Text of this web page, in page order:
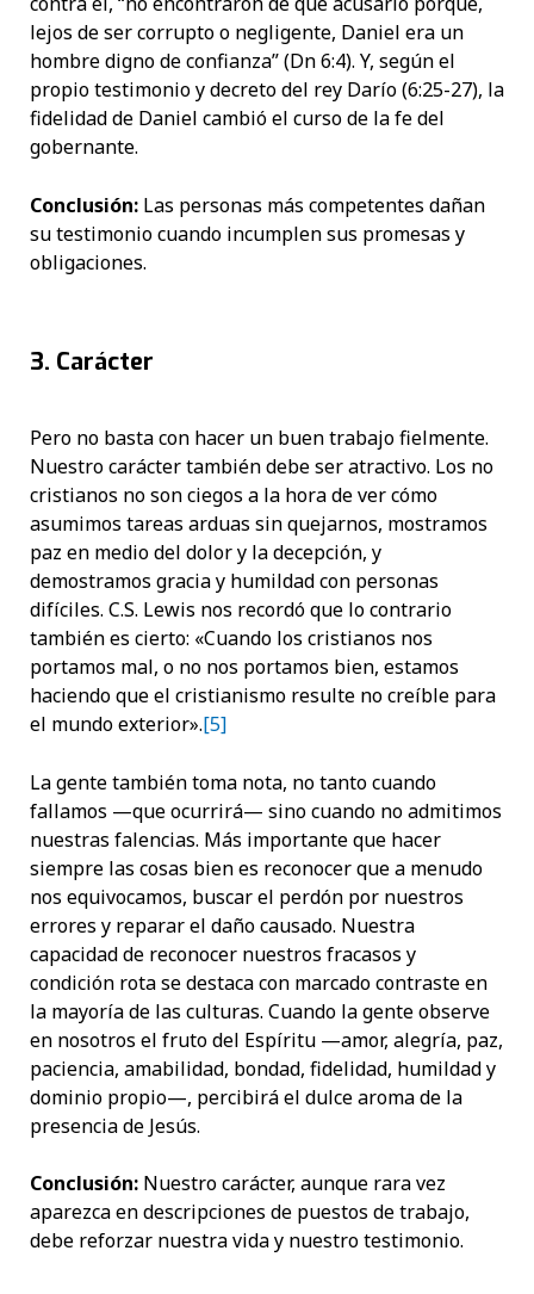
lejos de ser corrupto o negligente, Daniel era un
hombre digno de confianza” (Dn 6:4). Y, según el
propio testimonio y decreto del rey Darío (6:25-27), la
fidelidad de Daniel cambió el curso de la fe del
gobernante.
Conclusión: Las personas más competentes dañan
su testimonio cuando incumplen sus promesas y
obligaciones.
3. Carácter
Pero no basta con hacer un buen trabajo fielmente.
Nuestro carácter también debe ser atractivo. Los no
cristianos no son ciegos a la hora de ver cómo
asumimos tareas arduas sin quejarnos, mostramos
paz en medio del dolor y la decepción, y
demostramos gracia y humildad con personas
difíciles. C.S. Lewis nos recordó que lo contrario
también es cierto: «Cuando los cristianos nos
portamos mal, o no nos portamos bien, estamos
haciendo que el cristianismo resulte no creíble para
el mundo exterior».[5]
La gente también toma nota, no tanto cuando
fallamos —que ocurrirá— sino cuando no admitimos
nuestras falencias. Más importante que hacer
siempre las cosas bien es reconocer que a menudo
nos equivocamos, buscar el perdón por nuestros
errores y reparar el daño causado. Nuestra
capacidad de reconocer nuestros fracasos y
condición rota se destaca con marcado contraste en
la mayoría de las culturas. Cuando la gente observe
en nosotros el fruto del Espíritu —amor, alegría, paz,
paciencia, amabilidad, bondad, fidelidad, humildad y
dominio propio—, percibirá el dulce aroma de la
presencia de Jesús.
Conclusión: Nuestro carácter, aunque rara vez
aparezca en descripciones de puestos de trabajo,
debe reforzar nuestra vida y nuestro testimonio.